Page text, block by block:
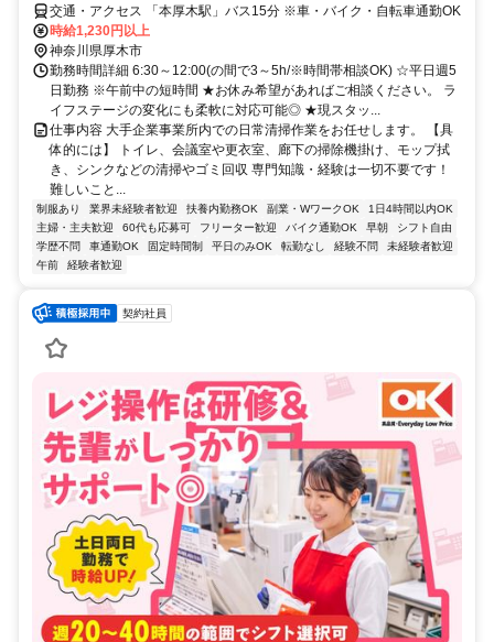
交通・アクセス 「本厚木駅」バス15分 ※車・バイク・自転車通勤OK
時給1,230円以上
神奈川県厚木市
勤務時間詳細 6:30～12:00(の間で3～5h/※時間帯相談OK) ☆平日週5
日勤務 ※午前中の短時間 ★お休み希望があればご相談ください。 ラ
イフステージの変化にも柔軟に対応可能◎ ★現スタッ...
仕事内容 大手企業事業所内での日常清掃作業をお任せします。 【具
体的には】 トイレ、会議室や更衣室、廊下の掃除機掛け、モップ拭
き、シンクなどの清掃やゴミ回収 専門知識・経験は一切不要です！
難しいこと...
制服あり 業界未経験者歓迎 扶養内勤務OK 副業・WワークOK
1日4時間以内OK
主婦・主夫歓迎
60代も応募可 フリーター歓迎 バイク通勤OK 早朝
シフト自由
学歴不問
車通勤OK 固定時間制 平日のみOK 転勤なし 経験不問
未経験者歓迎
午前
経験者歓迎
契約社員